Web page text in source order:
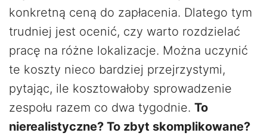
konkretną ceną do zapłacenia. Dlatego tym
trudniej jest ocenić, czy warto rozdzielać
pracę na różne lokalizacje. Można uczynić
te koszty nieco bardziej przejrzystymi,
pytając, ile kosztowałoby sprowadzenie
zespołu razem co dwa tygodnie. To
nierealistyczne? To zbyt skomplikowane?